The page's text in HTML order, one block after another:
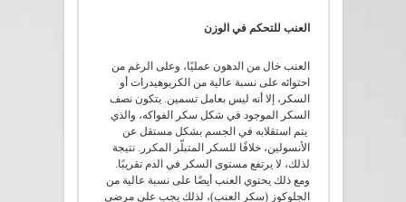
العنب للتحكم في الوزن
العنب خال من الدهون عمليًا، وعلى الرغم من
احتوائه على نسبة عالية من الكربوهيدرات أو
السكر، إلا أنه ليس بعامل تسمين. يتكون نصف
السكر الموجود في شكل سكر الفواكه، والذي
يتم استقلابه في الجسم بشكل مستقل عن
الأنسولين، خلافًا للسكر المتبلّر المكرر. نتيجة
لذلك، لا يرتفع مستوى السكر في الدم تقريبًا.
ومع ذلك يحتوي العنب أيضًا على نسبة عالية من
الجلوكوز (سكر العنب)، لذلك يجب على مرضى